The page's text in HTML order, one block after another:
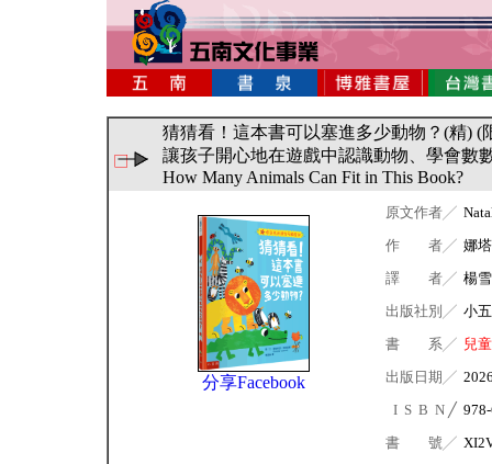
猜猜看！這本書可以塞進多少動物？(精) (
讓孩子開心地在遊戲中認識動物、學會數
How Many Animals Can Fit in This Book?
分享Facebook
原文作者╱
作 者╱ 娜
譯 者╱ 楊
出版社別╱ 小
書 系╱ 兒
出版日期╱
I S B N ╱
書 號╱